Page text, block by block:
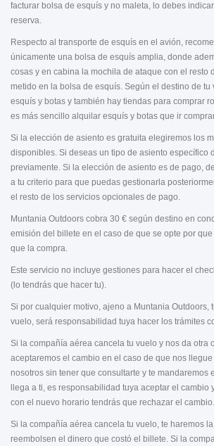
facturar bolsa de esquís y no maleta, lo debes
reserva.
Respecto al transporte de esquís en el avión,
únicamente una bolsa de esquís amplia, donde
cosas y en cabina la mochila de ataque con el resto
metido en la bolsa de esquís. Según el destino de
esquís y botas y también hay tiendas para comprar
es más sencillo alquilar esquís y botas que ir
Si la elección de asiento es gratuita elegiremos los
disponibles. Si deseas un tipo de asiento específico
previamente. Si la elección de asiento es de pago,
a tu criterio para que puedas gestionarla
el resto de los servicios opcionales de pago.
Muntania Outdoors cobra 30 € según destino en
emisión del billete en el caso de que se opte por
que la compra.
Este servicio no incluye gestiones para hacer el
(lo tendrás que hacer tu).
Si por cualquier motivo, ajeno a Muntania Outdoors,
vuelo, será responsabilidad tuya hacer los trámites
Si la compañía aérea cancela tu vuelo y nos da otra
aceptaremos el cambio en el caso de que nos
nosotros sin tener que consultarte y te mandaremos
llega a ti, es responsabilidad tuya aceptar el cambio
con el nuevo horario tendrás que rechazar el cambio.
Si la compañía aérea cancela tu vuelo, te haremos
reembolsen el dinero que costó el billete. Si la